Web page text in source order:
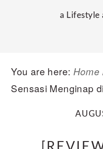
a Lifestyle
You are here: Home
Sensasi Menginap